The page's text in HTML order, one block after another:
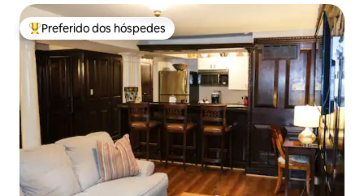
Entre os melhores preferidos dos hóspedes
Preferido dos hóspedes